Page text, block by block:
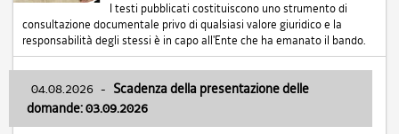
I testi pubblicati costituiscono uno strumento di
consultazione documentale privo di qualsiasi valore giuridico e la
responsabilità degli stessi è in capo all'Ente che ha emanato il bando.
04.08.2026 - Scadenza della presentazione delle
domande: 03.09.2026